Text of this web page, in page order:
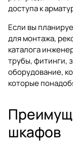
доступа к
Если вы
для монтажа,
каталога
трубы, фитинги,
оборудование,
которые
шкафов